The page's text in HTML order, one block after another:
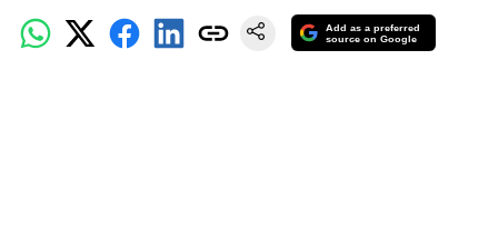
Add as a preferred
source on Google